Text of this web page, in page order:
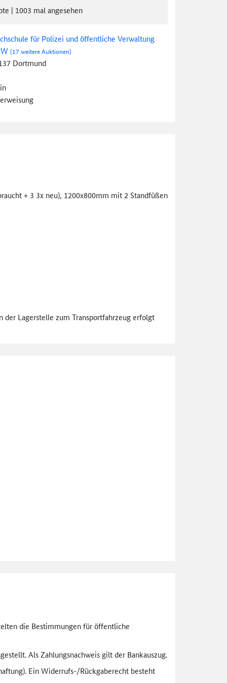
| 1003 mal angesehen
für Polizei und öffentliche Verwaltung
(17 weitere Auktionen)
Dortmund
+ 3 3x neu), 1200x800mm mit 2 Standfüßen
der Lagerstelle zum Transportfahrzeug erfolgt
die Bestimmungen für öffentliche
Als Zahlungsnachweis gilt der Bankauszug.
Ein Widerrufs-/Rückgaberecht besteht